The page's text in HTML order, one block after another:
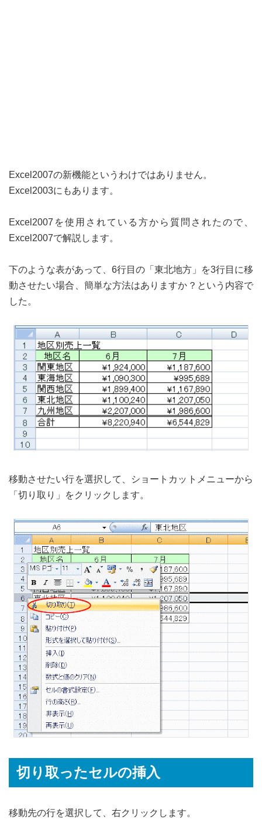
Excel2007の新機能というわけではありません。
Excel2003にもあります。
Excel2007を使用されている方から質問されたので、
Excel2007で解説します。
下のような表があって、6行目の「東北地方」を3行目に移
動させたい場合、簡単な方法はありますか？という内容で
した。
移動させたい行を選択して、ショートカットメニューから
「切り取り」をクリックします。
切り取ったセルの挿入
移動先の行を選択して、右クリックします。